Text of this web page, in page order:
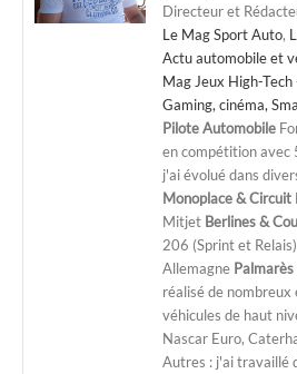
Directeur et
Le Mag Sport Auto,
Actu automobile et
Mag Jeux High-
Gaming, cinéma,
Pilote Automobile
en compétition avec
j'ai évolué dans
Monoplace & Circuit
Mitjet Berlines &
206 (Sprint et
Allemagne Palmarès
réalisé de nombreux
véhicules de haut
Nascar Euro,
Autres : j'ai travaillé